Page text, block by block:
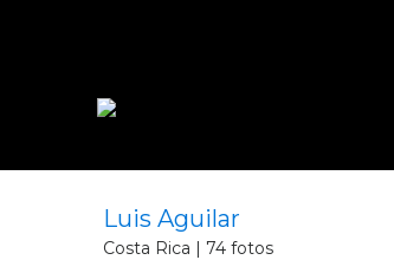
Luis Aguilar
Costa Rica | 74 fotos